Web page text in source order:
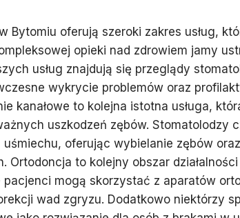
Bytomiu oferują szeroki zakres usług,
opieki nad zdrowiem jamy
usług znajdują się przeglądy
wykrycie problemów oraz
kanałowe to kolejna istotna usługa,
uszkodzeń zębów. Stomatolodzy
oferując wybielanie zębów
Ortodoncja to kolejny obszar
pacjenci mogą skorzystać z aparatów
wad zgryzu. Dodatkowo niektórzy